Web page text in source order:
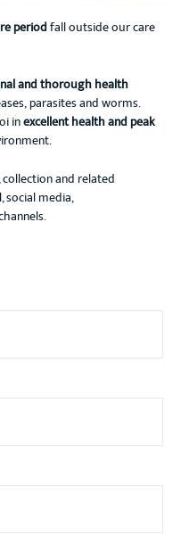
periodfall outside our care
and thorough health
parasites and worms.
inexcellent health and peak
and related
social media,